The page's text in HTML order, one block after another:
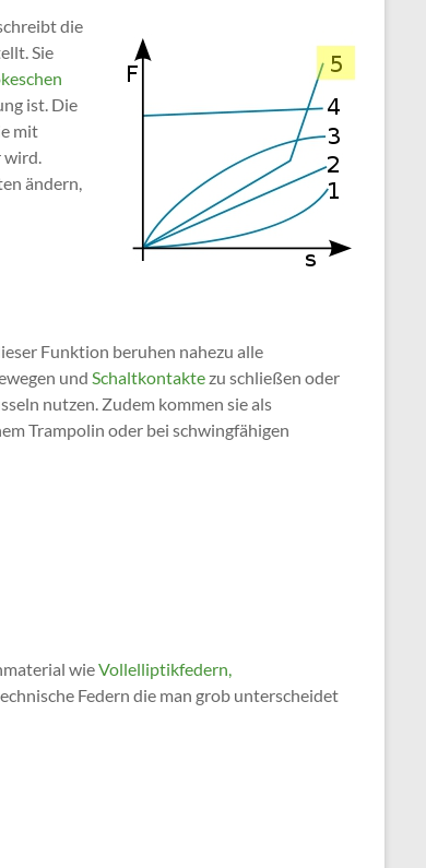
die
Sie
ist. Die
mit
wird.
ändern,
Funktion beruhen nahezu alle
und Schaltkontaktezu schließen oder
nutzen. Zudem kommen sie als
Trampolin oder bei schwingfähigen
wieVollelliptikfedern,
Federn die man grob unterscheidet